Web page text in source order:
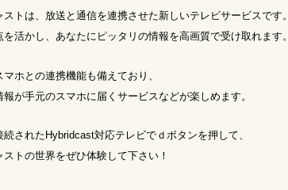
トは、放送と通信を連携させた新しいテレビサービスです。
活かし、あなたにピッタリの情報を高画質で受け取れます。
ホとの連携機能も備えており、
が手元のスマホに届くサービスなどが楽しめます。
されたHybridcast対応テレビでｄボタンを押して、
トの世界をぜひ体験して下さい！